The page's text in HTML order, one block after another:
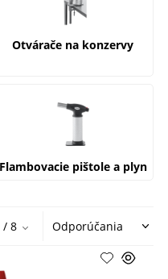
Otvárače na konzervy
Flambovacie pištole a plyn
/ 8